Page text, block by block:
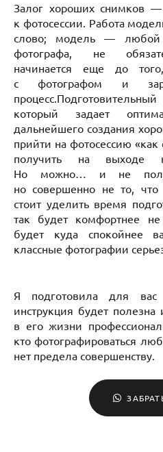
Залог хороших снимков —
к фотосессии. Работа
слово; модель — любой
фотографа, не
начинается еще до
с фотографом и
который задает
дальнейшего создания
прийти на фотосессию
получить на выходе
Но можно… и не
но совершенно не то,
стоит уделить время
так будет комфортнее
будет куда спокойнее
классные фотографии
Я подготовила для
инструкция будет
в его жизни
кто фотографироваться
нет предела совершенству.